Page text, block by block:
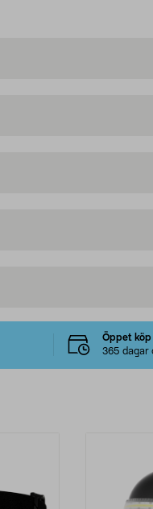
Öppet köp
365 dagar